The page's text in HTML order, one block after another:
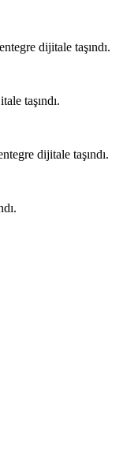
dijitale taşındı.
taşındı.
dijitale taşındı.